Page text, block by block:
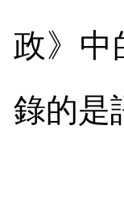
政》中
錄的是